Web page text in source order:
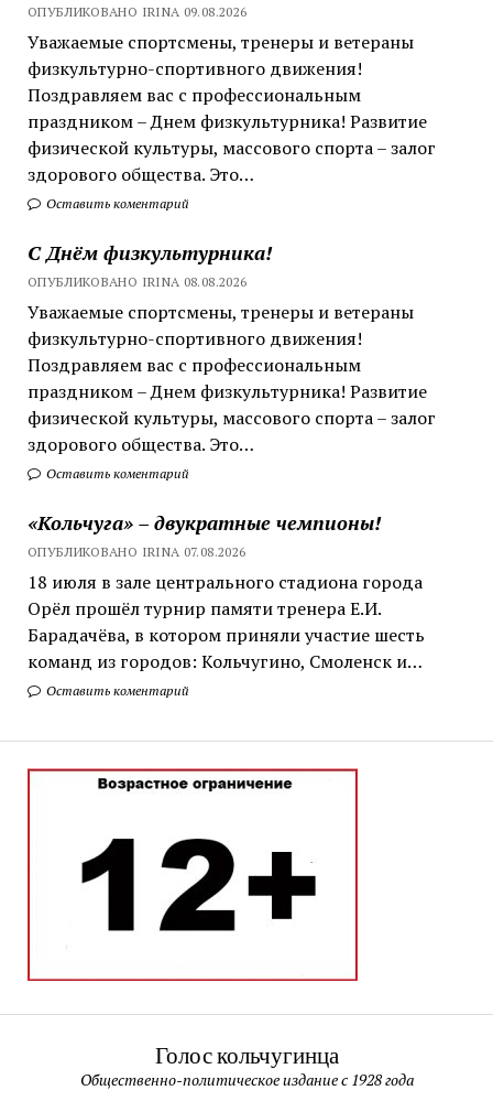
ОПУБЛИКОВАНО IRINA 09.08.2026
Уважаемые спортсмены, тренеры и ветераны
физкультурно-спортивного движения!
Поздравляем вас с профессиональным
праздником – Днем физкультурника! Развитие
физической культуры, массового спорта – залог
здорового общества. Это…
Оставить коментарий
С Днём физкультурника!
ОПУБЛИКОВАНО IRINA 08.08.2026
Уважаемые спортсмены, тренеры и ветераны
физкультурно-спортивного движения!
Поздравляем вас с профессиональным
праздником – Днем физкультурника! Развитие
физической культуры, массового спорта – залог
здорового общества. Это…
Оставить коментарий
«Кольчуга» – двукратные чемпионы!
ОПУБЛИКОВАНО IRINA 07.08.2026
18 июля в зале центрального стадиона города
Орёл прошёл турнир памяти тренера Е.И.
Барадачёва, в котором приняли участие шесть
команд из городов: Кольчугино, Смоленск и…
Оставить коментарий
Голос кольчугинца
Общественно-политическое издание с 1928 года